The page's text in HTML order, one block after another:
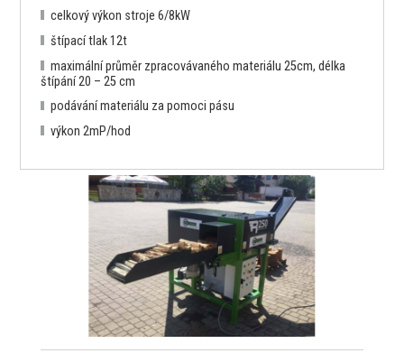
celkový výkon stroje 6/8kW
štípací tlak 12t
maximální průměr zpracovávaného materiálu 25cm, délka
štípání 20 – 25 cm
podávání materiálu za pomoci pásu
výkon 2mP/hod